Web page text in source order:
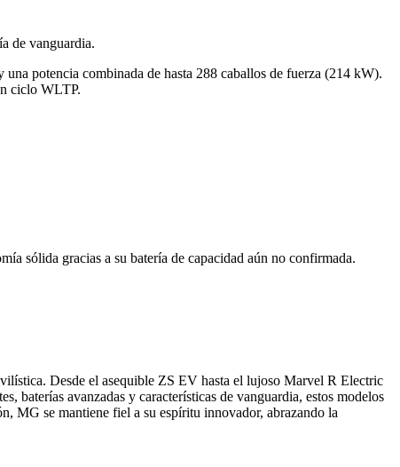
de vanguardia.
potencia combinada de hasta 288 caballos de fuerza (214 kW).
ciclo WLTP.
sólida gracias a su batería de capacidad aún no confirmada.
Desde el asequible ZS EV hasta el lujoso Marvel R Electric
baterías avanzadas y características de vanguardia, estos modelos
MG se mantiene fiel a su espíritu innovador, abrazando la